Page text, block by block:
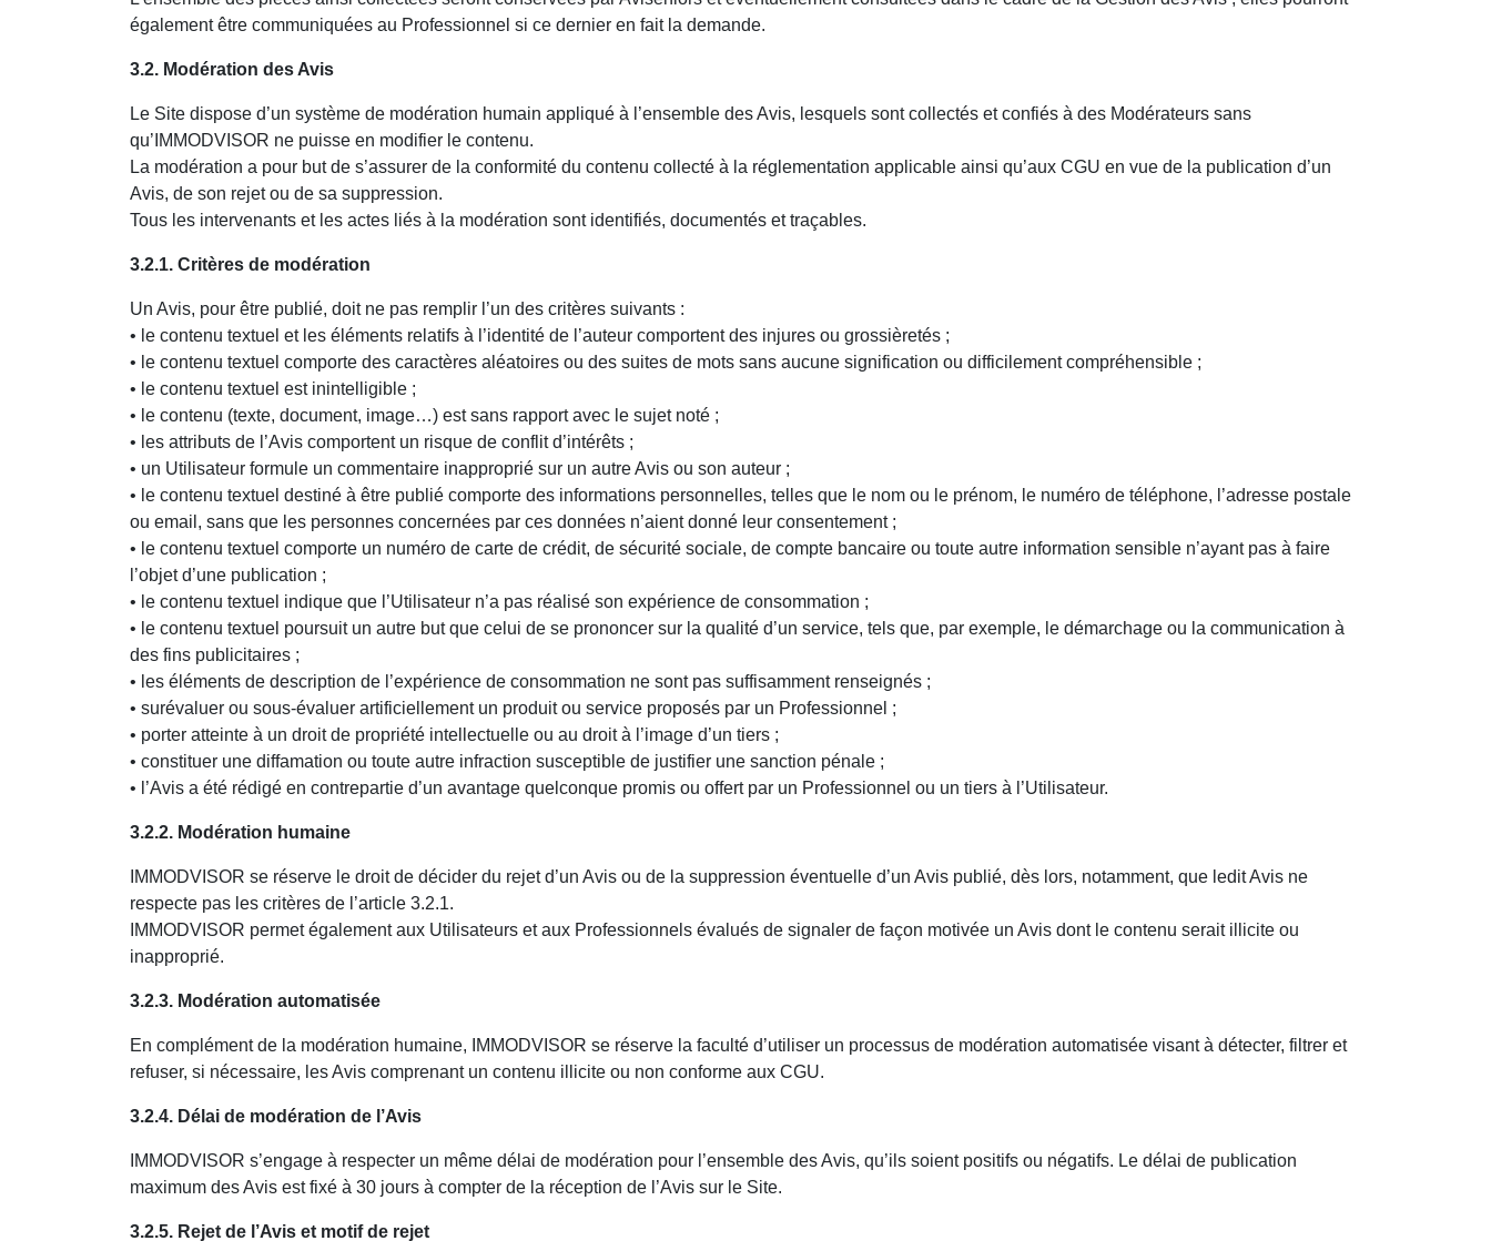
également être communiquées au Professionnel si ce dernier en fait la demande.
3.2. Modération des Avis
Le Site dispose d’un système de modération humain appliqué à l’ensemble des Avis, lesquels sont collectés et confiés à des Modérateurs sans
qu’IMMODVISOR ne puisse en modifier le contenu.
La modération a pour but de s’assurer de la conformité du contenu collecté à la réglementation applicable ainsi qu’aux CGU en vue de la publication d’un
Avis, de son rejet ou de sa suppression.
Tous les intervenants et les actes liés à la modération sont identifiés, documentés et traçables.
3.2.1. Critères de modération
Un Avis, pour être publié, doit ne pas remplir l’un des critères suivants :
• le contenu textuel et les éléments relatifs à l’identité de l’auteur comportent des injures ou grossièretés ;
• le contenu textuel comporte des caractères aléatoires ou des suites de mots sans aucune signification ou difficilement compréhensible ;
• le contenu textuel est inintelligible ;
• le contenu (texte, document, image…) est sans rapport avec le sujet noté ;
• les attributs de l’Avis comportent un risque de conflit d’intérêts ;
• un Utilisateur formule un commentaire inapproprié sur un autre Avis ou son auteur ;
• le contenu textuel destiné à être publié comporte des informations personnelles, telles que le nom ou le prénom, le numéro de téléphone, l’adresse postale
ou email, sans que les personnes concernées par ces données n’aient donné leur consentement ;
• le contenu textuel comporte un numéro de carte de crédit, de sécurité sociale, de compte bancaire ou toute autre information sensible n’ayant pas à faire
l’objet d’une publication ;
• le contenu textuel indique que l’Utilisateur n’a pas réalisé son expérience de consommation ;
• le contenu textuel poursuit un autre but que celui de se prononcer sur la qualité d’un service, tels que, par exemple, le démarchage ou la communication à
des fins publicitaires ;
• les éléments de description de l’expérience de consommation ne sont pas suffisamment renseignés ;
• surévaluer ou sous-évaluer artificiellement un produit ou service proposés par un Professionnel ;
• porter atteinte à un droit de propriété intellectuelle ou au droit à l’image d’un tiers ;
• constituer une diffamation ou toute autre infraction susceptible de justifier une sanction pénale ;
• l’Avis a été rédigé en contrepartie d’un avantage quelconque promis ou offert par un Professionnel ou un tiers à l’Utilisateur.
3.2.2. Modération humaine
IMMODVISOR se réserve le droit de décider du rejet d’un Avis ou de la suppression éventuelle d’un Avis publié, dès lors, notamment, que ledit Avis ne
respecte pas les critères de l’article 3.2.1.
IMMODVISOR permet également aux Utilisateurs et aux Professionnels évalués de signaler de façon motivée un Avis dont le contenu serait illicite ou
inapproprié.
3.2.3. Modération automatisée
En complément de la modération humaine, IMMODVISOR se réserve la faculté d’utiliser un processus de modération automatisée visant à détecter, filtrer et
refuser, si nécessaire, les Avis comprenant un contenu illicite ou non conforme aux CGU.
3.2.4. Délai de modération de l’Avis
IMMODVISOR s’engage à respecter un même délai de modération pour l’ensemble des Avis, qu’ils soient positifs ou négatifs. Le délai de publication
maximum des Avis est fixé à 30 jours à compter de la réception de l’Avis sur le Site.
3.2.5. Rejet de l’Avis et motif de rejet